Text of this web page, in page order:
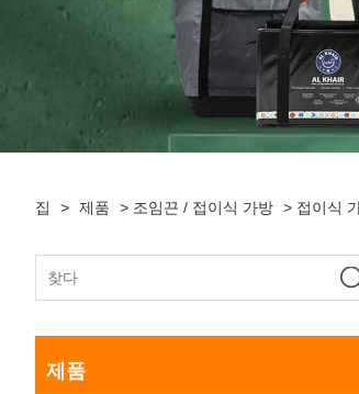
집 > 제품 > 조임끈 / 접이식 가방 > 접이식
제품